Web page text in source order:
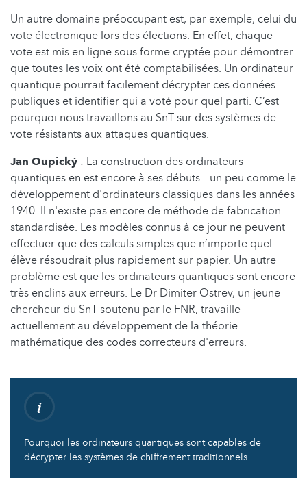
Un autre domaine préoccupant est, par exemple, celui du
vote électronique lors des élections. En effet, chaque
vote est mis en ligne sous forme cryptée pour démontrer
que toutes les voix ont été comptabilisées. Un ordinateur
quantique pourrait facilement décrypter ces données
publiques et identifier qui a voté pour quel parti. C’est
pourquoi nous travaillons au SnT sur des systèmes de
vote résistants aux attaques quantiques.
Jan Oupický : La construction des ordinateurs
quantiques en est encore à ses débuts – un peu comme le
développement d'ordinateurs classiques dans les années
1940. Il n'existe pas encore de méthode de fabrication
standardisée. Les modèles connus à ce jour ne peuvent
effectuer que des calculs simples que n’importe quel
élève résoudrait plus rapidement sur papier. Un autre
problème est que les ordinateurs quantiques sont encore
très enclins aux erreurs. Le Dr Dimiter Ostrev, un jeune
chercheur du SnT soutenu par le FNR, travaille
actuellement au développement de la théorie
mathématique des codes correcteurs d'erreurs.
Pourquoi les ordinateurs quantiques sont capables de
décrypter les systèmes de chiffrement traditionnels